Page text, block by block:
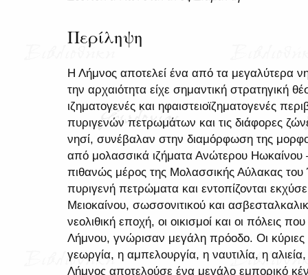
Περίληψη
Η Λήμνος αποτελεί ένα από τα μεγαλύτερα
την αρχαιότητα είχε σημαντική στρατηγική
ιζηματογενές και ηφαιστειοϊζηματογενές
πυριγενών πετρωμάτων και τις διάφορες
νησί, συνέβαλαν στην διαμόρφωση της
από μολασσικά ιζήματα Ανώτερου Ηωκαίνου
πιθανώς μέρος της Μολασσικής Αύλακας του
πυριγενή πετρώματα και εντοπίζονται
Μειοκαίνου, σωσσονιτικού και
νεολιθική εποχή, οι οικισμοί και οι πόλεις
Λήμνου, γνώρισαν μεγάλη πρόοδο. Οι κύριες
γεωργία, η αμπελουργία, η ναυτιλία, η
Λήμνος αποτελούσε ένα μεγάλο εμπορικό